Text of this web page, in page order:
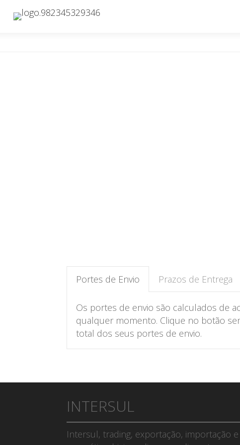
Portes de Envio Prazos de Entrega
Os portes de envio são calculados de
qualquer momento. Clique no botão
total dos seus portes de envio.
INTERSUL
Intersul, trading, exportação, importação